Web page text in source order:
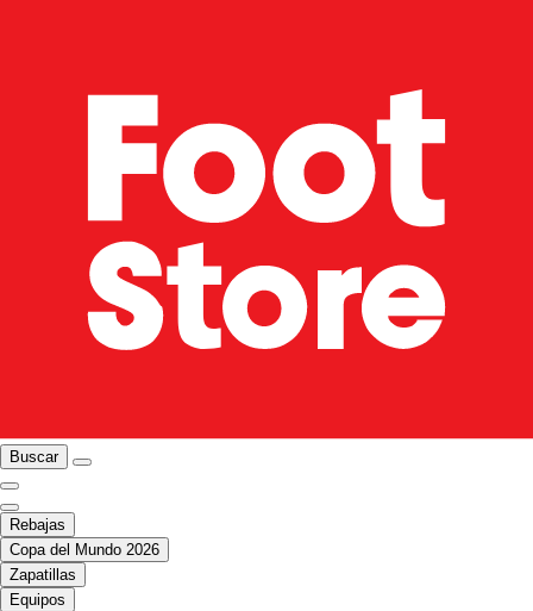
Buscar
Rebajas
Copa del Mundo 2026
Zapatillas
Equipos